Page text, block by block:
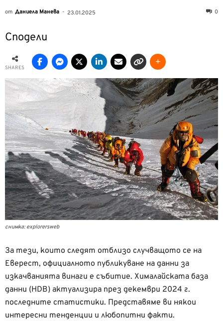
от Даниела Манева - 23.01.2025 0
Сподели
SHARES
снимка: explorersweb
За тези, които следят отблизо случващото се на
Еверест, официалното публикуване на данни за
изкачванията винаги е събитие. Хималайската база
данни (HDB) актуализира през декември 2024 г.
последните статистики. Представяме ви някои
интересни тенденции и любопитни факти.